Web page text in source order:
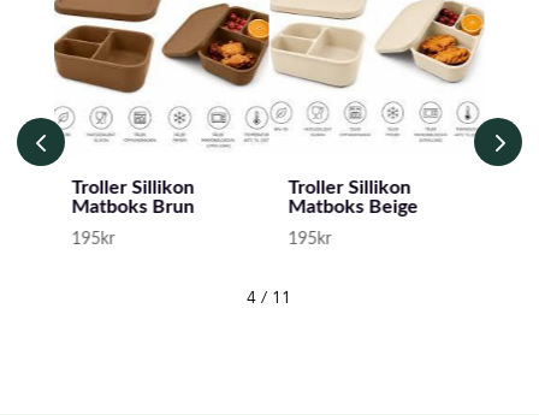
Troller Sillikon
Matboks Brun
195kr
Troller Sillikon
Matboks Beige
195kr
4 / 11